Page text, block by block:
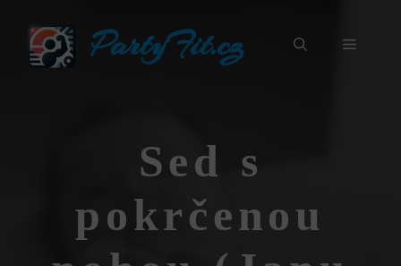
obsah
PartyFit.cz Menu
Sed s
pokrčenou